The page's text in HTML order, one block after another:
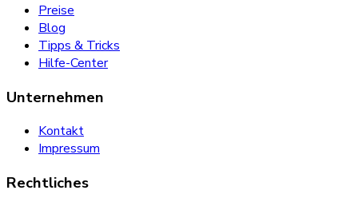
Preise
Blog
Tipps & Tricks
Hilfe-Center
Unternehmen
Kontakt
Impressum
Rechtliches